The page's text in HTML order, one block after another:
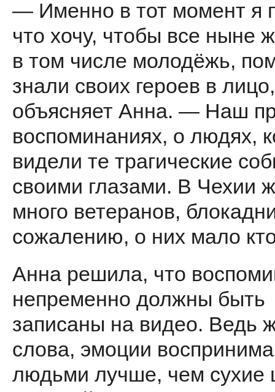
— Именно в тот момент я
что хочу, чтобы все ныне
в том числе молодёжь,
знали своих героев в
объясняет Анна. — Наш
воспоминаниях, о людях,
видели те трагические
своими глазами. В Чехии
много ветеранов,
сожалению, о них мало
Анна решила, что
непременно должны быть
записаны на видео. Ведь
слова, эмоции
людьми лучше, чем